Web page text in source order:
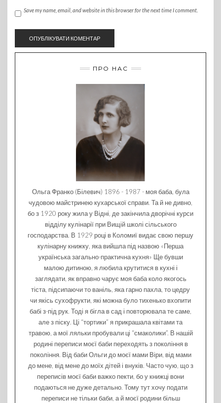
Save my name, email, and website in this browser for the next time I comment.
ПРО НАС
Ольга Франко (Білевич) 1896 - 1987 - моя баба, була
чудовою майстринею кухарської справи. Та й не дивно,
бо з 1920 року жила у Відні, де закінчила дворічні курси
відділу кулінарії при Вищій школі сільського
господарства. В 1929 році в Коломиї видає свою першу
кулінарну книжку, яка вийшла під назвою «Перша
українська загально-практична кухня» Ще бувши
малою дитиною, я любила крутитися в кухні і
заглядати, як вправно чарує моя баба коло якогось
тіста, підсипаючи то ваніль, яка гарно пахла, то цедру
чи якісь сухофрукти, які можна було тихенько вхопити
бабі з-під рук. Тоді я бігла в сад і повторювала те саме,
але з піску. Ці “тортики” я прикрашала квітами та
травою, а мої ляльки пробували ці “смаколики”. В нашій
родині переписи моєї баби переходять з покоління в
покоління. Від баби Ольги до моєї мами Віри, від мами
до мене, від мене до моїх дітей і внуків. Часто чую, що з
переписів моєї баби важко пекти, бо у книжці вони
подаються не дуже детально. Тому тут хочу подати
переписи не тільки баби, а й моєї родини більш